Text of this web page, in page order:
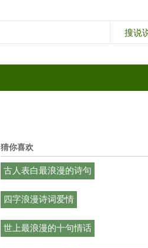
猜你喜欢
古人表白最浪漫的诗句
四字浪漫诗词爱情
世上最浪漫的十句情话